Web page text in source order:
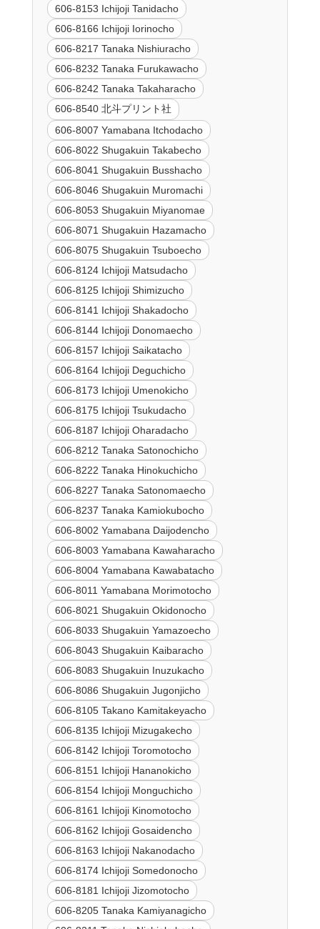
606-8153 Ichijoji Tanidacho
606-8166 Ichijoji Iorinocho
606-8217 Tanaka Nishiuracho
606-8232 Tanaka Furukawacho
606-8242 Tanaka Takaharacho
606-8540 北斗プリント社
606-8007 Yamabana Itchodacho
606-8022 Shugakuin Takabecho
606-8041 Shugakuin Busshacho
606-8046 Shugakuin Muromachi
606-8053 Shugakuin Miyanomae
606-8071 Shugakuin Hazamacho
606-8075 Shugakuin Tsuboecho
606-8124 Ichijoji Matsudacho
606-8125 Ichijoji Shimizucho
606-8141 Ichijoji Shakadocho
606-8144 Ichijoji Donomaecho
606-8157 Ichijoji Saikatacho
606-8164 Ichijoji Deguchicho
606-8173 Ichijoji Umenokicho
606-8175 Ichijoji Tsukudacho
606-8187 Ichijoji Oharadacho
606-8212 Tanaka Satonochicho
606-8222 Tanaka Hinokuchicho
606-8227 Tanaka Satonomaecho
606-8237 Tanaka Kamiokubocho
606-8002 Yamabana Daijodencho
606-8003 Yamabana Kawaharacho
606-8004 Yamabana Kawabatacho
606-8011 Yamabana Morimotocho
606-8021 Shugakuin Okidonocho
606-8033 Shugakuin Yamazoecho
606-8043 Shugakuin Kaibaracho
606-8083 Shugakuin Inuzukacho
606-8086 Shugakuin Jugonjicho
606-8105 Takano Kamitakeyacho
606-8135 Ichijoji Mizugakecho
606-8142 Ichijoji Toromotocho
606-8151 Ichijoji Hananokicho
606-8154 Ichijoji Monguchicho
606-8161 Ichijoji Kinomotocho
606-8162 Ichijoji Gosaidencho
606-8163 Ichijoji Nakanodacho
606-8174 Ichijoji Somedonocho
606-8181 Ichijoji Jizomotocho
606-8205 Tanaka Kamiyanagicho